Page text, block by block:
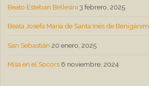
Beato Esteban Bellesini 3 febrero, 2025
Beata Josefa María de Santa Inés de Benigánim
San Sebastián 20 enero, 2025
Misa en el Socors 6 noviembre, 2024